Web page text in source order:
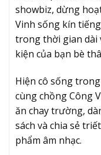
showbiz, dừng
Vinh sống kín
trong thời gian dài
kiện của bạn bè
Hiện cô sống
cùng chồng Công
ăn chay trường,
sách và chia sẻ
phẩm âm nhạc.